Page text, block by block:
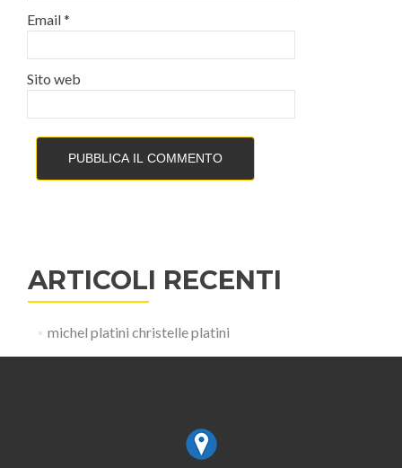
Email*
Sito web
ARTICOLI RECENTI
michel platini christelle platini